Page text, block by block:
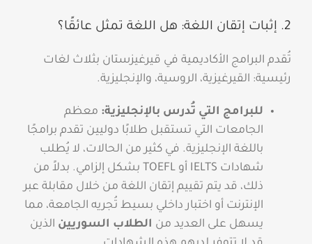
2. إثبات إتقان اللغة: هل اللغة تمثل عائقًا؟
تُقدم البرامج الأكاديمية في قيرغيزستان بثلاث لغات
رئيسية: القيرغيزية، الروسية، والإنجليزية.
للبرامج التي تُدرس بالإنجليزية: معظم
الجامعات التي تستقبل طلابًا دوليين تقدم برامجًا
باللغة الإنجليزية. في كثير من الحالات، لا يُطلب
شهادات IELTS أو TOEFL بشكل إلزامي. بدلاً من
ذلك، قد يتم تقييم إتقان اللغة من خلال مقابلة عبر
الإنترنت أو اختبار داخلي بسيط تُجريه الجامعة، مما
يسهل على العديد من الطلاب السوريين الذين